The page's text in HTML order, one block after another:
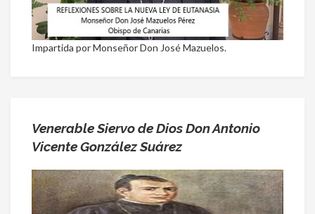
Impartida por Monseñor Don José Mazuelos.
Venerable Siervo de Dios Don Antonio
Vicente González Suárez